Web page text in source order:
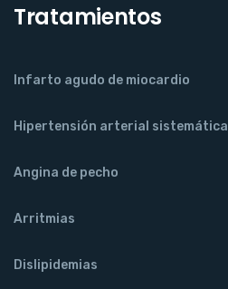
Tratamientos
Infarto agudo de miocardio
Hipertensión arterial sistemática
Angina de pecho
Arritmias
Dislipidemias